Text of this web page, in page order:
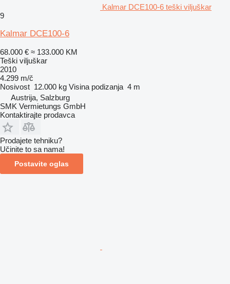
Kalmar DCE100-6 teški viljuškar
9
Kalmar DCE100-6
68.000 € ≈ 133.000 KM
Teški viljuškar
2010
4.299 m/č
Nosivost 12.000 kg Visina podizanja 4 m
Austrija, Salzburg
SMK Vermietungs GmbH
Kontaktirajte prodavca
Prodajete tehniku?
Učinite to sa nama!
Postavite oglas